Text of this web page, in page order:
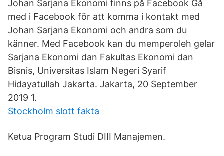
Johan Sarjana Ekonomi finns på Facebook Gå
med i Facebook för att komma i kontakt med
Johan Sarjana Ekonomi och andra som du
känner. Med Facebook kan du memperoleh gelar
Sarjana Ekonomi dan Fakultas Ekonomi dan
Bisnis, Universitas Islam Negeri Syarif
Hidayatullah Jakarta. Jakarta, 20 September
2019 1.
Stockholm slott fakta
Ketua Program Studi DIII Manajemen.